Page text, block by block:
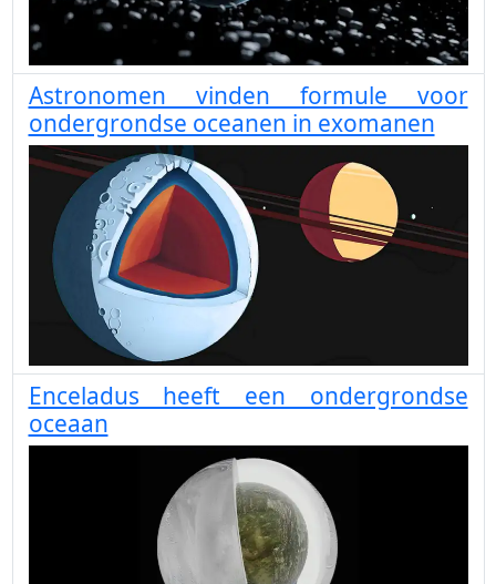
Astronomen vinden formule voor
ondergrondse oceanen in exomanen
Enceladus heeft een ondergrondse
oceaan